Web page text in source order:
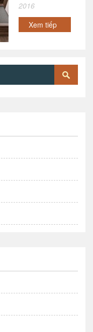
2016
Xem tiếp